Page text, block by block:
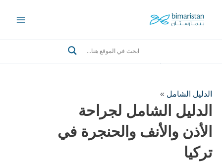
الدليل الشامل »
الدليل الشامل لجراحة
الأذن والأنف والحنجرة في
تركيا